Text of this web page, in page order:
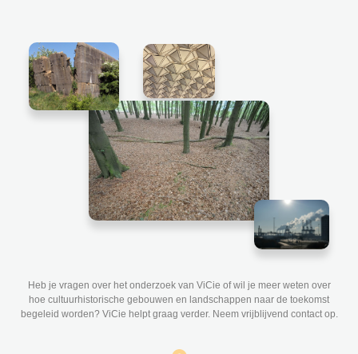
Heb je vragen over het onderzoek van ViCie of wil je meer weten over
hoe cultuurhistorische gebouwen en landschappen naar de toekomst
begeleid worden? ViCie helpt graag verder. Neem vrijblijvend contact op.